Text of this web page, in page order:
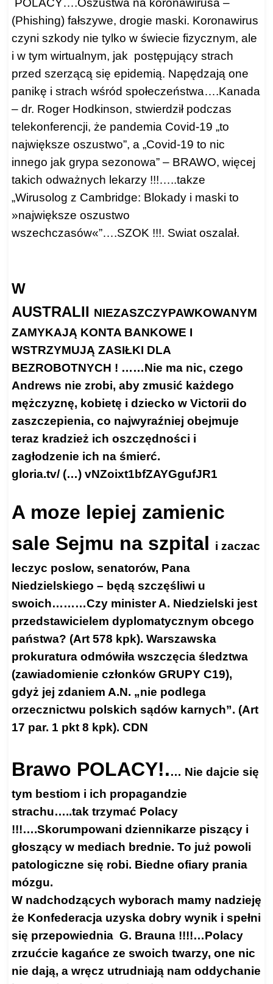
POLACY….Oszustwa na koronawirusa –
(Phishing) fałszywe, drogie maski. Koronawirus
czyni szkody nie tylko w świecie fizycznym, ale
i w tym wirtualnym, jak postępujący strach
przed szerzącą się epidemią. Napędzają one
panikę i strach wśród społeczeństwa….Kanada
– dr. Roger Hodkinson, stwierdził podczas
telekonferencji, że pandemia Covid-19 „to
największe oszustwo”, a „Covid-19 to nic
innego jak grypa sezonowa” – BRAWO, więcej
takich odważnych lekarzy !!!…..takze
„Wirusolog z Cambridge: Blokady i maski to
»największe oszustwo
wszechczasów«”….SZOK !!!. Swiat oszalał.
W
AUSTRALII NIEZASZCZYPAWKOWANYM
ZAMYKAJĄ KONTA BANKOWE I
WSTRZYMUJĄ ZASIŁKI DLA
BEZROBOTNYCH ! ……Nie ma nic, czego
Andrews nie zrobi, aby zmusić każdego
mężczyznę, kobietę i dziecko w Victorii do
zaszczepienia, co najwyraźniej obejmuje
teraz kradzież ich oszczędności i
zagłodzenie ich na śmierć.
gloria.tv/(…) vNZoixt1bfZAYGgufJR1
A moze lepiej zamienic
sale Sejmu na szpital i zaczac
leczyc poslow, senatorów, Pana
Niedzielskiego – będą szczęśliwi u
swoich………Czy minister A. Niedzielski jest
przedstawicielem dyplomatycznym obcego
państwa? (Art 578 kpk). Warszawska
prokuratura odmówiła wszczęcia śledztwa
(zawiadomienie członków GRUPY C19),
gdyż jej zdaniem A.N. „nie podlega
orzecznictwu polskich sądów karnych”. (Art
17 par. 1 pkt 8 kpk). CDN
Brawo POLACY!.… Nie dajcie się
tym bestiom i ich propagandzie
strachu…..tak trzymać Polacy
!!!….Skorumpowani dziennikarze piszący i
głoszący w mediach brednie. To już powoli
patologiczne się robi. Biedne ofiary prania
mózgu.
W nadchodzących wyborach mamy nadzieję
że Konfederacja uzyska dobry wynik i spełni
się przepowiednia G. Brauna !!!!…Polacy
zrzućcie kagańce ze swoich twarzy, one nic
nie dają, a wręcz utrudniają nam oddychanie